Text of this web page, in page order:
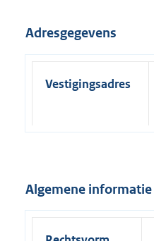
Adresgegevens
Vestigingsadres
Algemene informatie